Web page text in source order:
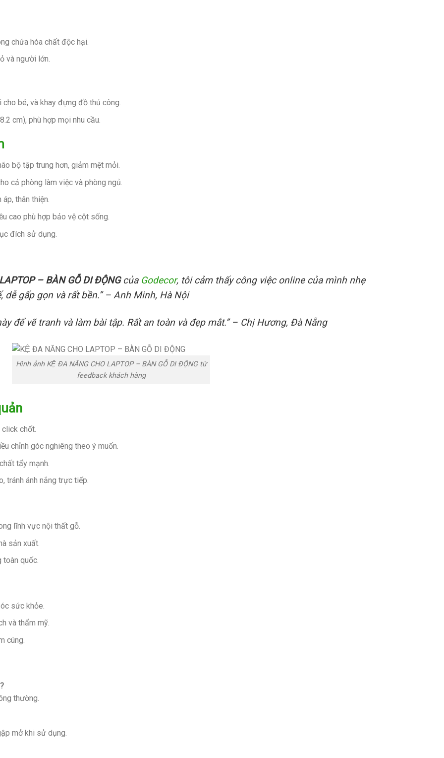
chứa hóa chất độc hại.
và người lớn.
bé, và khay đựng đồ thủ công.
cm), phù hợp mọi nhu cầu.
bộ tập trung hơn, giảm mệt mỏi.
cả phòng làm việc và phòng ngủ.
thân thiện.
cao phù hợp bảo vệ cột sống.
đích sử dụng.
– BÀN GỖ DI ĐỘNGcủa Godecor, tôi cảm thấy công việc online của mình nhẹ
gấp gọn và rất bền.” – Anh Minh, Hà Nội
để vẽ tranh và làm bài tập. Rất an toàn và đẹp mắt.” – Chị Hương, Đà Nẵng
Hình ảnh KỆ ĐA NĂNG CHO LAPTOP – BÀN GỖ DI ĐỘNG từ
feedback khách hàng
chốt.
chỉnh góc nghiêng theo ý muốn.
tẩy mạnh.
tránh ánh nắng trực tiếp.
lĩnh vực nội thất gỗ.
sản xuất.
toàn quốc.
sức khỏe.
và thẩm mỹ.
cúng.
thường.
mở khi sử dụng.